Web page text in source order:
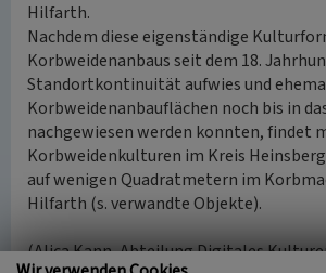
Hilfarth.
Nachdem diese eigenständige
Korbweidenanbaus seit dem 18.
Standortkontinuität aufwies und
Korbweidenanbauflächen noch bis in
nachgewiesen werden konnten, findet
Korbweidenkulturen im Kreis
auf wenigen Quadratmetern im
Hilfarth (s. verwandte Objekte).
(Alica Kann, Abteilung Digitales